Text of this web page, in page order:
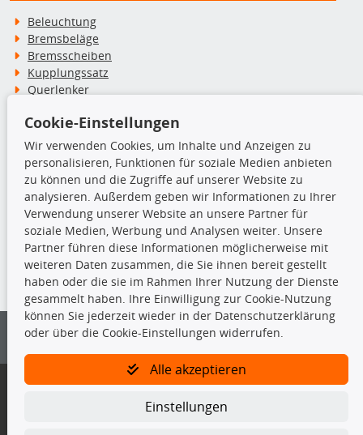
Beleuchtung
Bremsbeläge
Bremsscheiben
Kupplungssatz
Querlenker
Stoßdämpfer
TecDoc Inside
Die hier angezeigten Daten insbesondere die gesamte Datenbank dürfen
nicht kopiert werden.
Es ist zu unterlassen, die Daten oder die gesamte Datenbank ohne
vorherige Zustimmung von TecDoc zu vervielfältigen, zu verbreiten
und/oder diese Handlungen durch Dritte ausführen zu lassen. Ein
Bitte prüfen Sie, ob das über unseren Onlineshop identifizierte Ersatzteil
Gegebenenfalls sind ergänzende Informationen notwendig, um
Cookie-Einstellungen
Wir verwenden Cookies, um Inhalte und Anzeigen zu
personalisieren, Funktionen für soziale Medien anbieten
zu können und die Zugriffe auf unserer Website zu
analysieren. Außerdem geben wir Informationen zu Ihrer
Verwendung unserer Website an unsere Partner für
soziale Medien, Werbung und Analysen weiter. Unsere
Partner führen diese Informationen möglicherweise mit
weiteren Daten zusammen, die Sie ihnen bereit gestellt
haben oder die sie im Rahmen Ihrer Nutzung der Dienste
gesammelt haben. Ihre Einwilligung zur Cookie-Nutzung
können Sie jederzeit wieder in der Datenschutzerklärung
oder über die Cookie-Einstellungen widerrufen.
Alle akzeptieren
Einstellungen